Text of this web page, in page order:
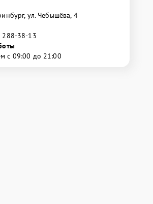
ул. Чебышёва, 4
288-38-13
с 09:00 до 21:00